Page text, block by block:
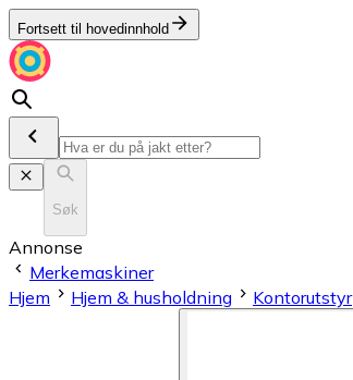
Fortsett til hovedinnhold
Søk
Annonse
Merkemaskiner
Hjem
Hjem & husholdning Kontorutstyr